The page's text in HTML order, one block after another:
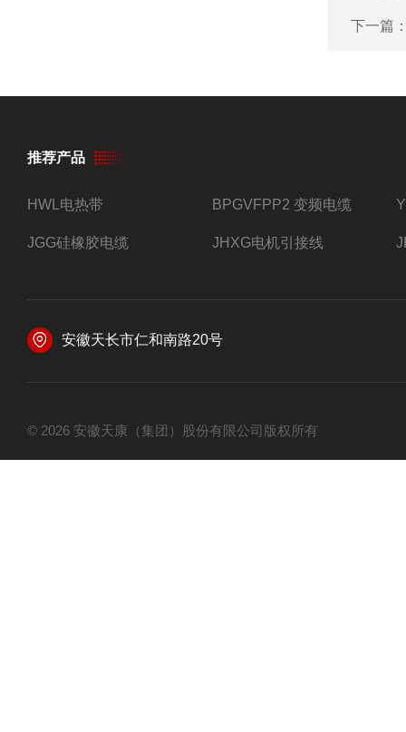
下一篇
推荐产品
HWL电热带 BPGVFPP2 变频电缆
JGG硅橡胶电缆 JHXG电机引接线
安徽天长市仁和南路20号
© 2026 安徽天康（集团）股份有限公司版权所有